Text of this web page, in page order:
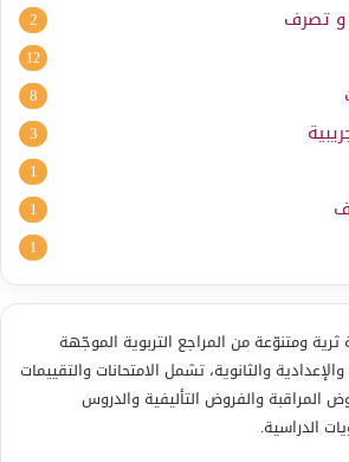
و تصرف 2
12
8
3
1
1
1
ومتنوّعة من المراجع التربوية الموجّهة
والإعدادية والثانوية، تشمل الامتحانات والتقييمات
المراقبة والفروض التأليفية والدروس
الدراسية.